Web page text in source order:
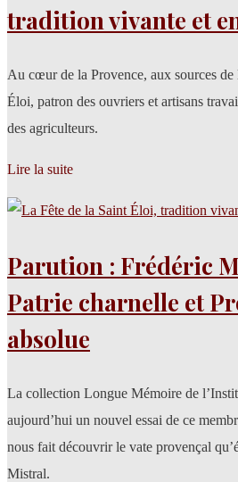
tradition vivante et
Au cœur de la Provence, aux sources de
Éloi, patron des ouvriers et artisans
des agriculteurs.
Lire la suite
Parution : Frédéric
Patrie charnelle et
absolue
La collection Longue Mémoire de
aujourd’hui un nouvel essai de ce
nous fait découvrir le vate provençal
Mistral.